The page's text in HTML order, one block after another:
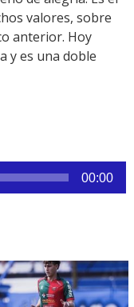
valores, sobre
anterior. Hoy
y es una doble
00:00